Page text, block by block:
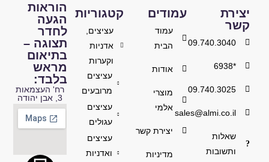
הוראות
הגעה
לחדר
תצוגה –
בתיאום
מראש
בלבד:
רח' העצמאות
3, אבן יהודה
קטגוריות
עציצים,
אדניות
וקערות
עציצים
מרובעים
עציצים
עגולים
עציצים
ואדניות
עמודים
עמוד
הבית
אודות
מוצרי
אלמי
יצירת קשר
מדיניות
יצירת
קשר
09.740.3040
*6938
09.740.3025
sales@almi.co.il
שאלות
ותשובות